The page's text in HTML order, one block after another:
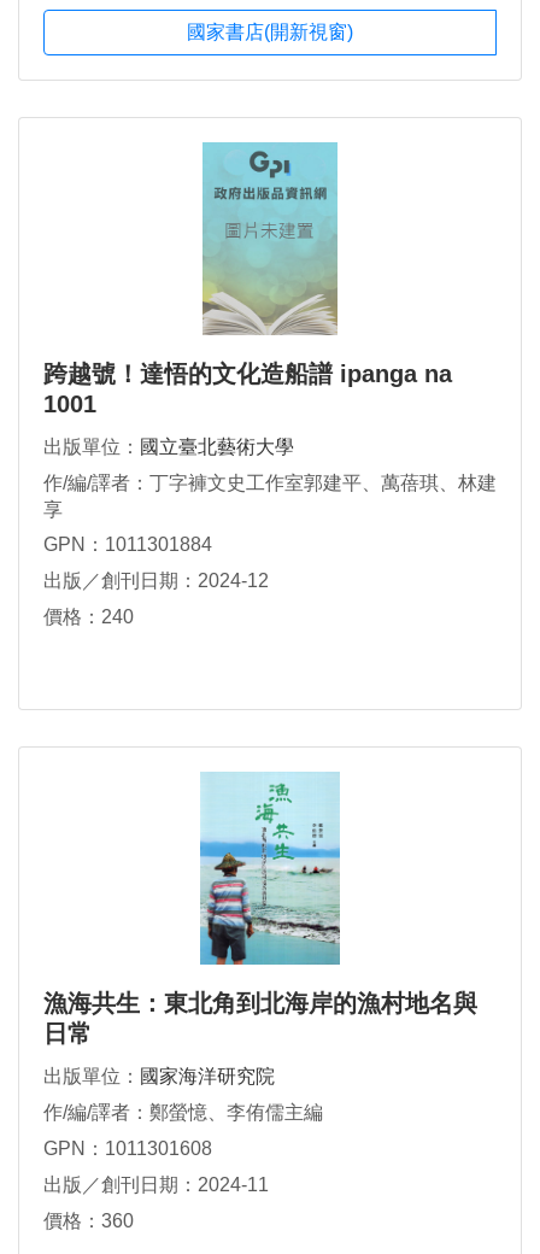
國家書店(開新視窗)
跨越號！達悟的文化造船譜 ipanga na
1001
出版單位： 國立臺北藝術大學
作/編/譯者：丁字褲文史工作室郭建平、萬蓓琪、林建
享
GPN：1011301884
出版／創刊日期：2024-12
價格：240
漁海共生：東北角到北海岸的漁村地名與
日常
出版單位： 國家海洋研究院
作/編/譯者：鄭螢憶、李侑儒主編
GPN：1011301608
出版／創刊日期：2024-11
價格：360